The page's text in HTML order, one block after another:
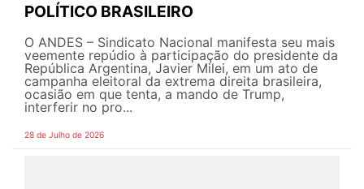
POLÍTICO BRASILEIRO
O ANDES – Sindicato Nacional manifesta seu mais
veemente repúdio à participação do presidente da
República Argentina, Javier Milei, em um ato de
campanha eleitoral da extrema direita brasileira,
ocasião em que tenta, a mando de Trump,
interferir no pro...
28 de Julho de 2026